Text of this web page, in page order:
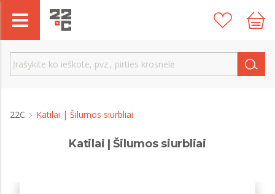
22C Katilai | Šilumos siurbliai
Katilai | Šilumos siurbliai